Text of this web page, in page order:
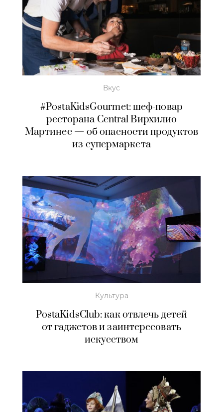
Вкус
#PostaKidsGourmet: шеф-повар
ресторана Central Вирхилио
Мартинес — об опасности продуктов
из супермаркета
Культура
PostaKidsClub: как отвлечь детей
от гаджетов и заинтересовать
искусством